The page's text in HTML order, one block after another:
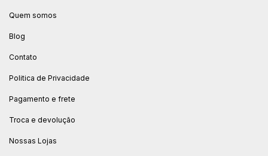
Quem somos
Blog
Contato
Politica de Privacidade
Pagamento e frete
Troca e devolução
Nossas Lojas